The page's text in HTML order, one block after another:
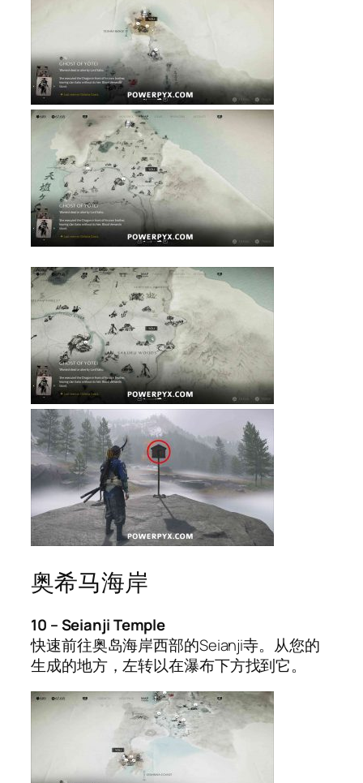
奥希马海岸
10 – Seianji Temple
快速前往奥岛海岸西部的Seianji寺。从您的
生成的地方，左转以在瀑布下方找到它。